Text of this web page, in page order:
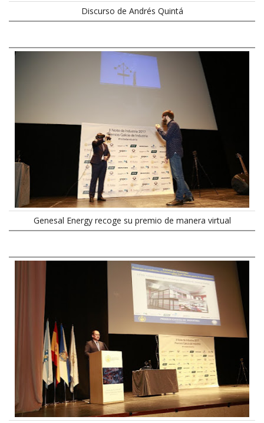
Discurso de Andrés Quintá
Genesal Energy recoge su premio de manera virtual